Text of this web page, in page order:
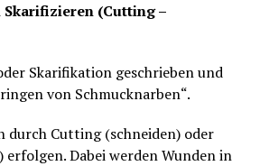
(Cutting –
Skarifikation geschrieben und
von Schmucknarben“.
durch Cutting (schneiden) oder
Dabei werden Wunden in